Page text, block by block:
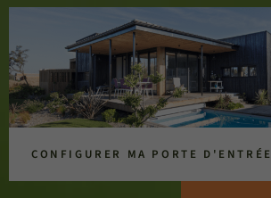
CONFIGURER MA PORTE D'ENTRÉE